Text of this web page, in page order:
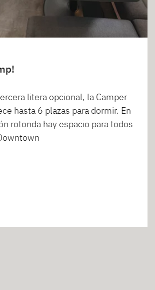
litera opcional, la Camper
hasta 6 plazas para dormir. En
rotonda hay espacio para todos